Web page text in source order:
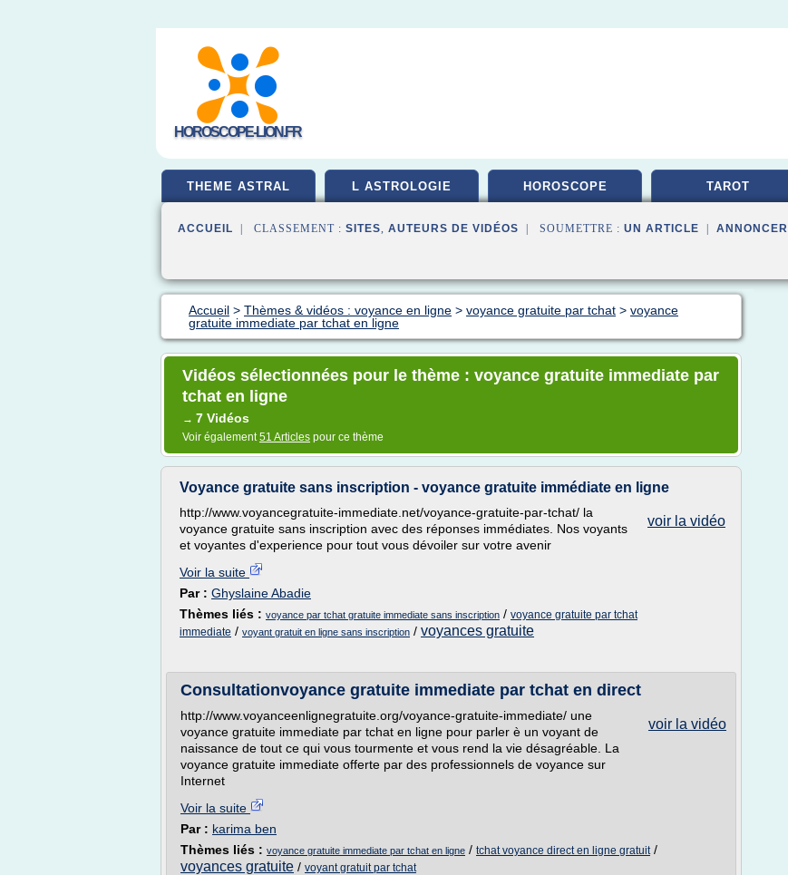
HOROSCOPE-LION.FR
THEME ASTRAL L ASTROLOGIE HOROSCOPE TAROT
ACCUEIL | CLASSEMENT : SITES, AUTEURS DE VIDÉOS | SOUMETTRE : UN ARTICLE ANNONCER
Accueil > Thèmes & vidéos : voyance en ligne > voyance gratuite par tchat > voyance
gratuite immediate par tchat en ligne
Vidéos sélectionnées pour le thème : voyance gratuite immediate par
tchat en ligne
→ 7 Vidéos
Voir également51 Articles pour ce thème
Voyance gratuite sans inscription - voyance gratuite immédiate en ligne
voir la vidéo
http://www.voyancegratuite-immediate.net/voyance-gratuite-par-tchat/ la
voyance gratuite sans inscription avec des réponses immédiates. Nos voyants
et voyantes d'experience pour tout vous dévoiler sur votre avenir
Voir la suite
Par : Ghyslaine Abadie
Thèmes liés : voyance par tchat gratuite immediate sans inscription / voyance gratuite par tchat
immediate / voyant gratuit en ligne sans inscription / voyances gratuite
Consultationvoyance gratuite immediate par tchat en direct
voir la vidéo
http://www.voyanceenlignegratuite.org/voyance-gratuite-immediate/ une
voyance gratuite immediate par tchat en ligne pour parler è un voyant de
naissance de tout ce qui vous tourmente et vous rend la vie désagréable. La
voyance gratuite immediate offerte par des professionnels de voyance sur
Internet
Voir la suite
Par : karima ben
Thèmes liés : voyance gratuite immediate par tchat en ligne / tchat voyance direct en ligne gratuit/
voyances gratuite / voyant gratuit par tchat